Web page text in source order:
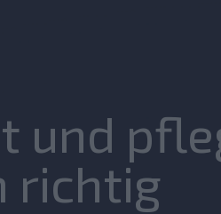
und
richtig